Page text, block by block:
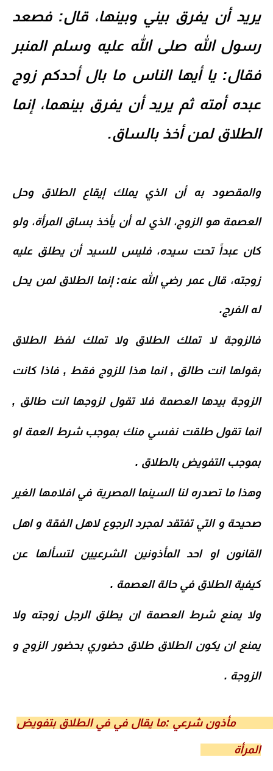
يريد أن يفرق بيني وبينها، قال: فصعد
رسول الله صلى الله عليه وسلم المنبر
فقال: يا أيها الناس ما بال أحدكم زوج
عبده أمته ثم يريد أن يفرق بينهما، إنما
الطلاق لمن أخذ بالساق.
والمقصود به أن الذي يملك إيقاع الطلاق وحل
العصمة هو الزوج، الذي له أن يأخذ بساق المرأة، ولو
كان عبداً تحت سيده، فليس للسيد أن يطلق عليه
زوجته، قال عمر رضي الله عنه: إنما الطلاق لمن يحل
له الفرج.
فالزوجة لا تملك الطلاق ولا تملك لفظ الطلاق
بقولها انت طالق , انما هذا للزوج فقط , فاذا كانت
الزوجة بيدها العصمة فلا تقول لزوجها انت طالق ,
انما تقول طلقت نفسي منك بموجب شرط العمة او
بموجب التفويض بالطلاق .
وهذا ما تصدره لنا السينما المصرية في افلامها الغير
صحيحة و التي تفتقد لمجرد الرجوع لاهل الفقة و اهل
القانون او احد المأذونين الشرعيين لتسألها عن
كيفية الطلاق في حالة العصمة .
ولا يمنع شرط العصمة ان يطلق الرجل زوجته ولا
يمنع ان يكون الطلاقطلاق حضوري بحضور الزوج و
الزوجة .
شرعي :ما يقال في في الطلاق بتفويض
المرأة